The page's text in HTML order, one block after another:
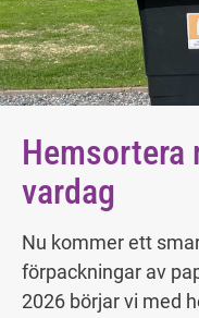
Hemsortera
vardag
Nu kommer ett
förpackningar av
2026 börjar vi med